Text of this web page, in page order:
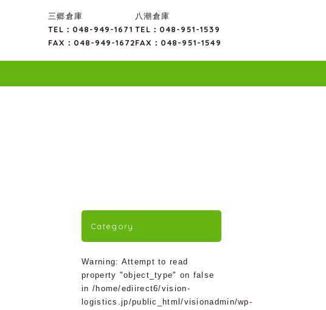
三郷倉庫
TEL：048-949-1671
FAX：048-949-1672
八潮倉庫
TEL：048-951-1539
FAX：048-951-1549
Category
Warning: Attempt to read
property "object_type" on false
in /home/ediirect6/vision-
logistics.jp/public_html/visionadmin/wp-